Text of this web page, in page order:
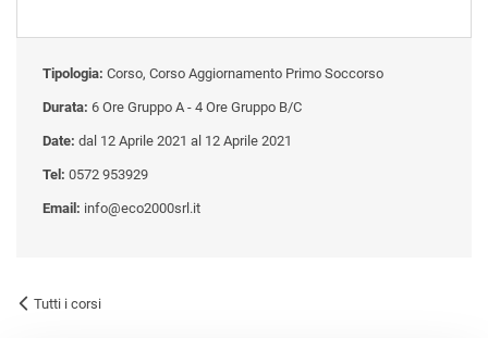
Tipologia: Corso, Corso Aggiornamento Primo Soccorso
Durata: 6 Ore Gruppo A - 4 Ore Gruppo B/C
Date: dal 12 Aprile 2021 al 12 Aprile 2021
Tel: 0572 953929
Email: info@eco2000srl.it
Tutti i corsi